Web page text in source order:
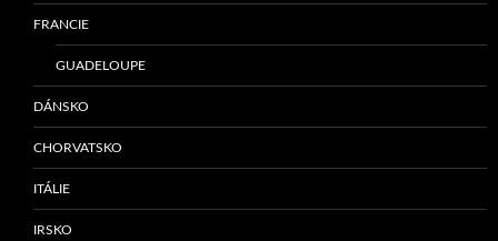
FRANCIE
GUADELOUPE
DÁNSKO
CHORVATSKO
ITÁLIE
IRSKO